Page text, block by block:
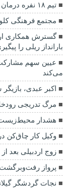
تیم ۱۸ نفره درمان اردبیل در مهران مستقر می‌شود
مجتمع فرهنگی
گسترش همکاری
بارانداز ریلی را
عیین سهم
می‌کند
اکبر عبدی،
مرگ تدریجی
هشدار
وکیل کار چاق‌کن
زوج اردبیلی بعد از ۲۴ سال آشتی کردند
پرواز
نجات گردشگر